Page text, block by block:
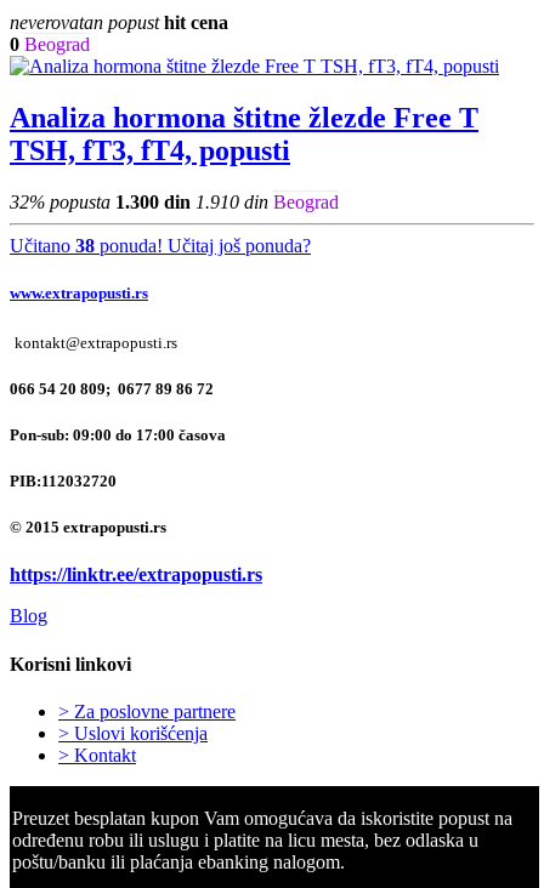
neverovatan popust hit cena
0 Beograd
Analiza hormona štitne žlezde Free T
TSH, fT3, fT4, popusti
32% popusta 1.300 din 1.910 din Beograd
Učitano 38 ponuda! Učitaj još ponuda?
www.extrapopusti.rs
kontakt@extrapopusti.rs
066 54 20 809; 0677 89 86 72
Pon-sub: 09:00 do 17:00 časova
PIB:112032720
© 2015 extrapopusti.rs
https://linktr.ee/extrapopusti.rs
Blog
Korisni linkovi
> Za poslovne partnere
> Uslovi korišćenja
> Kontakt
Preuzet besplatan kupon Vam omogućava da iskoristite popust na
određenu robu ili uslugu i platite na licu mesta, bez odlaska u
poštu/banku ili plaćanja ebanking nalogom.